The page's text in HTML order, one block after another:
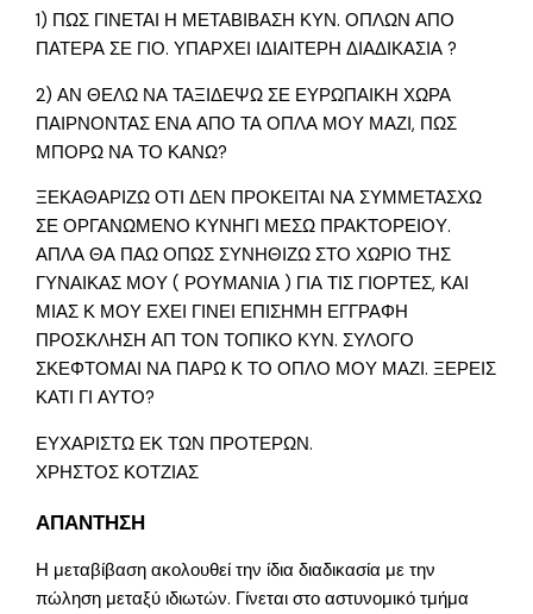
1) ΠΩΣ ΓΙΝΕΤΑΙ Η ΜΕΤΑΒΙΒΑΣΗ ΚΥΝ. ΟΠΛΩΝ ΑΠΟ
ΠΑΤΕΡΑ ΣΕ ΓΙΟ. ΥΠΑΡΧΕΙ ΙΔΙΑΙΤΕΡΗ ΔΙΑΔΙΚΑΣΙΑ ?
2) ΑΝ ΘΕΛΩ ΝΑ ΤΑΞΙΔΕΨΩ ΣΕ ΕΥΡΩΠΑΙΚΗ ΧΩΡΑ
ΠΑΙΡΝΟΝΤΑΣ ΕΝΑ ΑΠΟ ΤΑ ΟΠΛΑ ΜΟΥ ΜΑΖΙ, ΠΩΣ
ΜΠΟΡΩ ΝΑ ΤΟ ΚΑΝΩ?
ΞΕΚΑΘΑΡΙΖΩ ΟΤΙ ΔΕΝ ΠΡΟΚΕΙΤΑΙ ΝΑ ΣΥΜΜΕΤΑΣΧΩ
ΣΕ ΟΡΓΑΝΩΜΕΝΟ ΚΥΝΗΓΙ ΜΕΣΩ ΠΡΑΚΤΟΡΕΙΟΥ.
ΑΠΛΑ ΘΑ ΠΑΩ ΟΠΩΣ ΣΥΝΗΘΙΖΩ ΣΤΟ ΧΩΡΙΟ ΤΗΣ
ΓΥΝΑΙΚΑΣ ΜΟΥ ( ΡΟΥΜΑΝΙΑ ) ΓΙΑ ΤΙΣ ΓΙΟΡΤΕΣ, ΚΑΙ
ΜΙΑΣ Κ ΜΟΥ ΕΧΕΙ ΓΙΝΕΙ ΕΠΙΣΗΜΗ ΕΓΓΡΑΦΗ
ΠΡΟΣΚΛΗΣΗ ΑΠ ΤΟΝ ΤΟΠΙΚΟ ΚΥΝ. ΣΥΛΟΓΟ
ΣΚΕΦΤΟΜΑΙ ΝΑ ΠΑΡΩ Κ ΤΟ ΟΠΛΟ ΜΟΥ ΜΑΖΙ. ΞΕΡΕΙΣ
ΚΑΤΙ ΓΙ ΑΥΤΟ?
ΕΥΧΑΡΙΣΤΩ ΕΚ ΤΩΝ ΠΡΟΤΕΡΩΝ.
ΧΡΗΣΤΟΣ ΚΟΤΖΙΑΣ
ΑΠΑΝΤΗΣΗ
Η μεταβίβαση ακολουθεί την ίδια διαδικασία με την
πώληση μεταξύ ιδιωτών. Γίνεται στο αστυνομικό τμήμα